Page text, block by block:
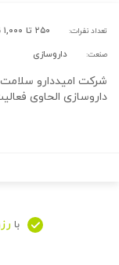
تعداد نفرات: ۲۵۰ تا ۱,۰۰۰ نفر
صنعت: داروسازی
شرکت امیددارو
داروسازی الحاوی
با